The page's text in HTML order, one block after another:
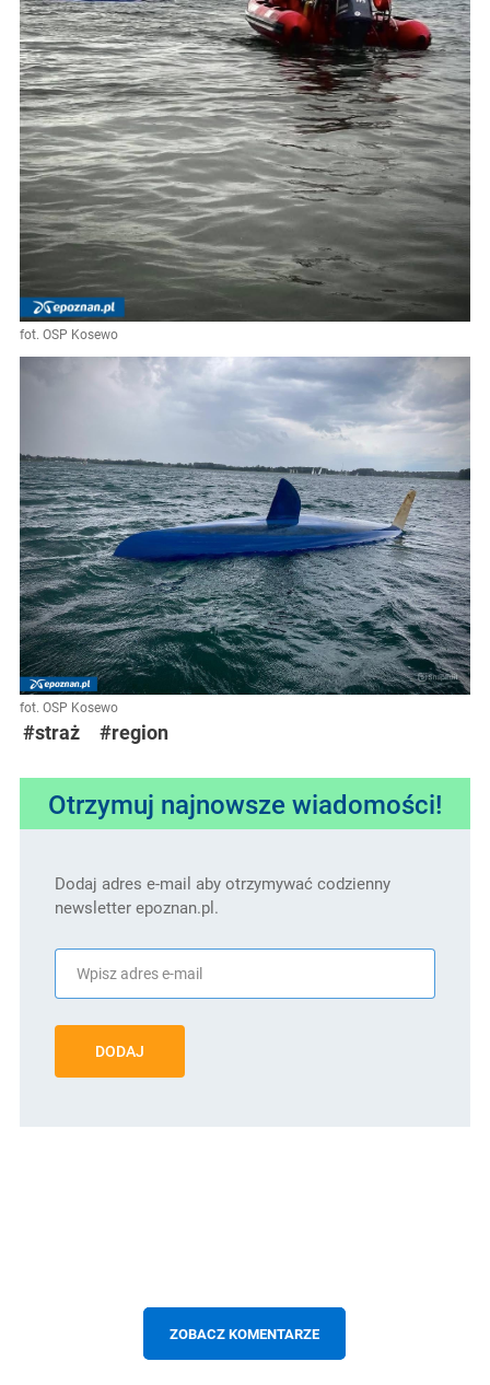
fot. OSP Kosewo
fot. OSP Kosewo
#straż #region
Otrzymuj najnowsze wiadomości!
Dodaj adres e-mail aby otrzymywać codzienny
newsletter epoznan.pl.
DODAJ
ZOBACZ KOMENTARZE